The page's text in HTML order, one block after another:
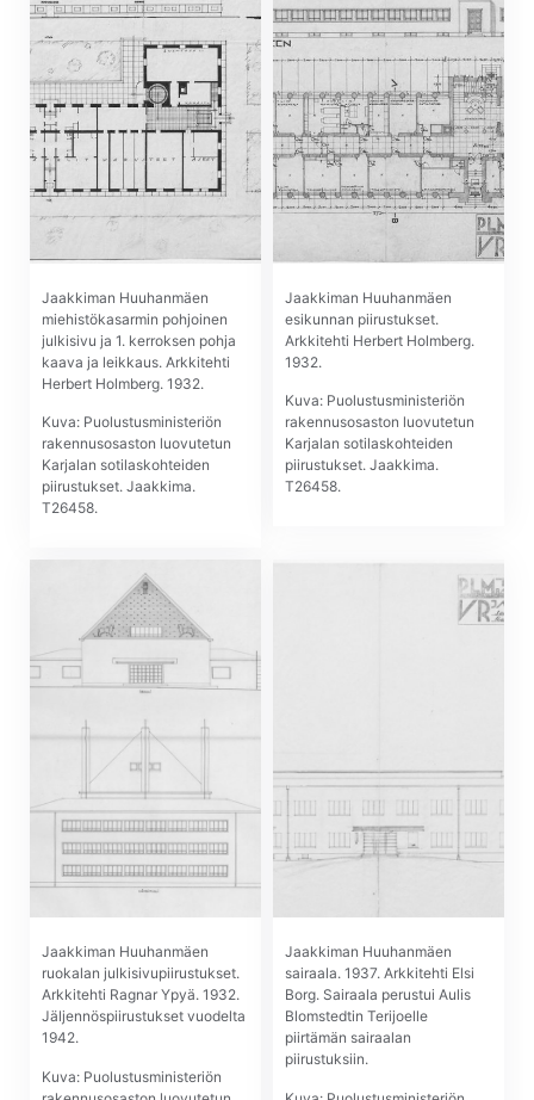
Jaakkiman Huuhanmäen
miehistökasarmin pohjoinen
julkisivu ja 1. kerrok­sen pohja
kaava ja leikkaus. Arkkitehti
Herbert Holmberg. 1932.
Kuva: Puolustusministeriön
rakennusosaston luovutetun
Karjalan sotilaskohteiden
piirustukset. Jaakkima.
T26458.
Jaakkiman Huuhanmäen
esikunnan piirustukset.
Arkkitehti Herbert Holmberg.
1932.
Kuva: Puolustusministeriön
rakennusosaston luovutetun
Karjalan sotilaskohteiden
piirustukset. Jaakkima.
T26458.
Jaakkiman Huuhanmäen
ruokalan julkisivupiirustukset.
Arkkitehti Ragnar Ypyä. 1932.
Jäljennöspiirustukset vuodelta
1942.
Kuva: Puolustusministeriön
Jaakkiman Huuhanmäen
sairaala. 1937. Arkkitehti Elsi
Borg. Sairaala perustui Aulis
Blomstedtin Terijoelle
piirtämän sairaalan
piirustuksiin.